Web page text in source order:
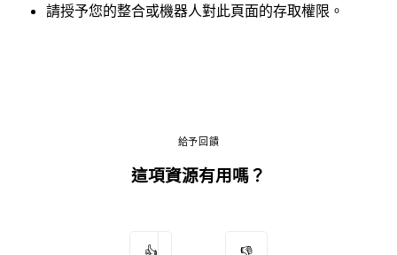
請授予您的整合或機器人對此頁面的存取權限。
給予回饋
這項資源有用嗎？